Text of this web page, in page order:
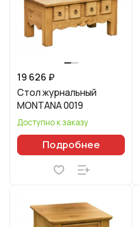
19 626 ₽
Стол журнальный
MONTANA 0019
Доступно к заказу
Подробнее